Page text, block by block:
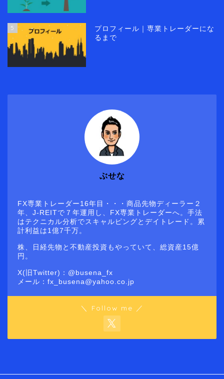
5
プロフィール｜専業トレーダーにな
るまで
ぶせな
FX専業トレーダー16年目・・・商品先物ディーラー２
年、J-REITで７年運用し、FX専業トレーダーへ。手法
はテクニカル分析でスキャルピングとデイトレード。累
計利益は1億7千万。
株、日経先物と不動産投資もやっていて、総資産15億
円。
X(旧Twitter)：@busena_fx
メール：fx_busena@yahoo.co.jp
＼ Follow me ／